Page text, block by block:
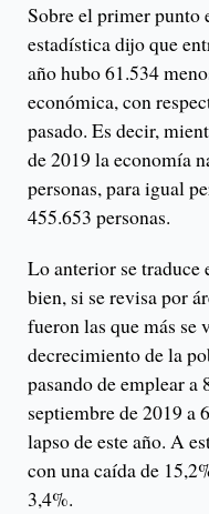
Sobre el primer punto
estadística dijo que
año hubo 61.534
económica, con
pasado. Es decir,
de 2019 la economía
personas, para igual
455.653 personas.
Lo anterior se traduce
bien, si se revisa por
fueron las que más se
decrecimiento de la
pasando de emplear a
septiembre de 2019 a
lapso de este año. A
con una caída de
3,4%.